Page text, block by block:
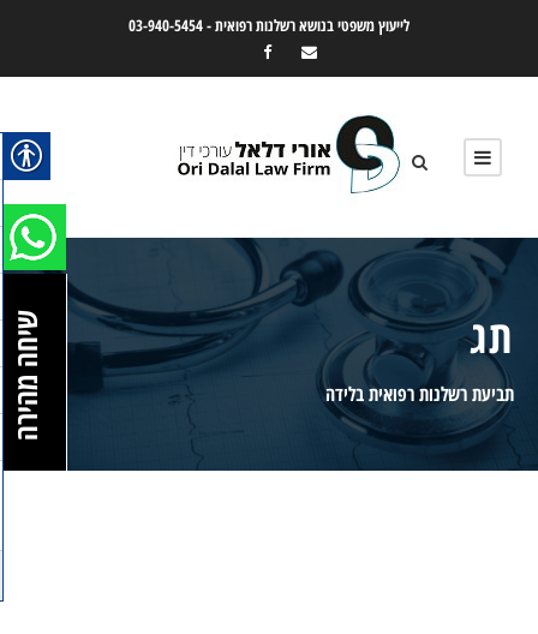
לייעוץ משפטי בנושא רשלנות רפואית -03-940-5454
תג
תביעת רשלנות רפואית בלידה שיחה מהירה